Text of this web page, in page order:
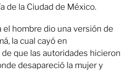
de la Ciudad de México.
el hombre dio una versión de
la cual cayó en
que las autoridades hicieron
desapareció la mujer y